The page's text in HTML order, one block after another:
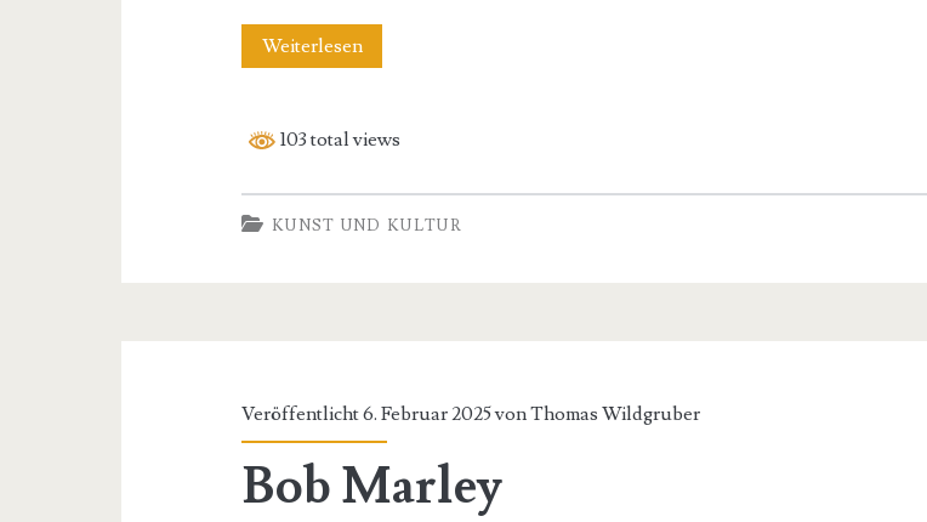
WeiterlesenDie
des
103 total views
KUNST UND KULTUR
Veröffentlicht 6. Februar 2025 vonThomas Wildgruber
Bob Marley